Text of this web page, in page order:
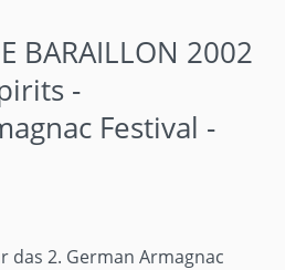
BARAILLON 2002
-
Festival -
das 2. German Armagnac